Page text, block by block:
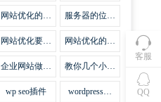
干问题
味道
网站优化的费
服务器的位置
影响
网站优化要不
网站优化的逆
企业网站做好
势
教你几个小技
页优化
wp seo插件
wordpress插
客服
QQ